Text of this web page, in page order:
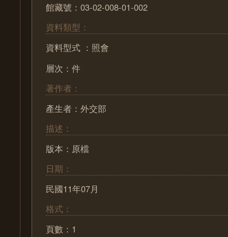
館藏號：03-02-008-01-002
資料類型：
資料型式 ：照會
層次：件
著作者：
產生者：外交部
描述：
版本：原檔
日期：
民國11年07月
格式：
頁數：1